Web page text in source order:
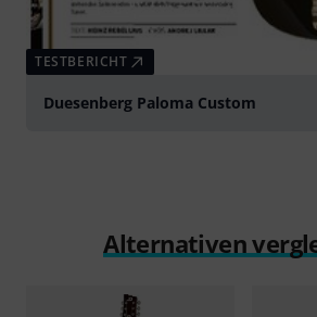
TESTBERICHT
Duesenberg Paloma Custom
Alternativen